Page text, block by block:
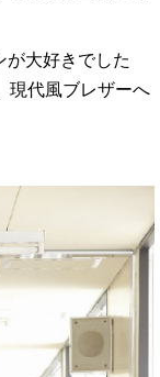
が大好きでした
現代風ブレザーへ